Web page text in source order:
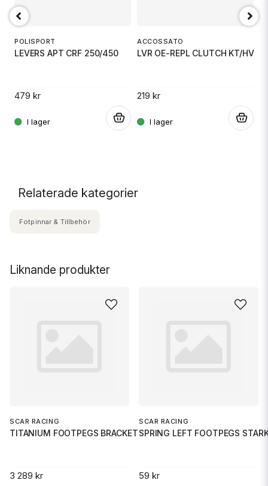
POLISPORT
LEVERS APT CRF 250/450
479 kr
ACCOSSATO
LVR OE-REPL CLUTCH KT/HV
219 kr
Liknande produkter
SCAR RACING
TITANIUM FOOTPEGS BRACKETS YZF
3 289 kr
SCAR RACING
SPRING LEFT FOOTPEGS
59 kr
Relaterade kategorier
Fotpinnar & Tillbehör